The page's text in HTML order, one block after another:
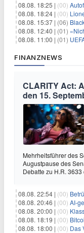
08.08. 18:25 | (00)
08.08. 18:24 | (00)
08.08. 15:37 | (06)
08.08. 12:40 | (01)
08.08. 11:00 | (01)
FINANZNEWS
CLARITY Act:
den 15.
Mehrheitsführer des
Augustpause des
Debatte zu H.R.
08.08. 22:54 | (00) Betrüger
08.08. 20:46 | (00) AI-
08.08. 20:00 | (00)
08.08. 18:19 | (00)
08.08. 18:00 | (00) Das